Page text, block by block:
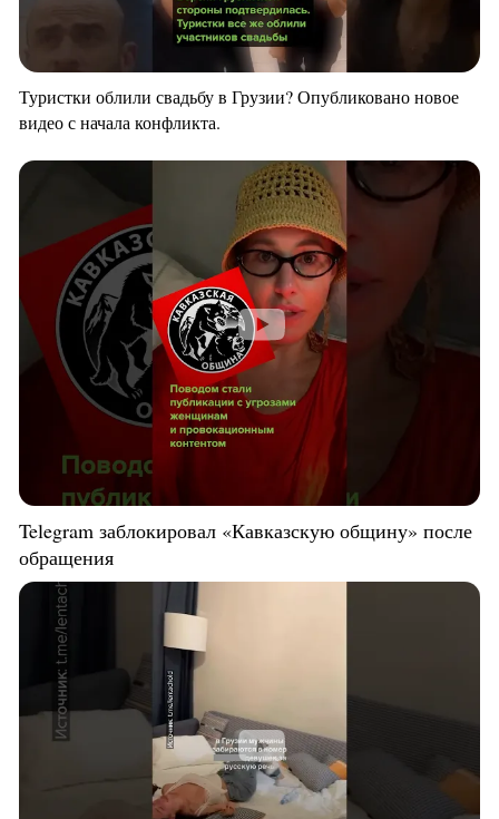
Туристки облили свадьбу в Грузии? Опубликовано новое
видео с начала конфликта.
Telegram заблокировал «Кавказскую общину» после
обращения